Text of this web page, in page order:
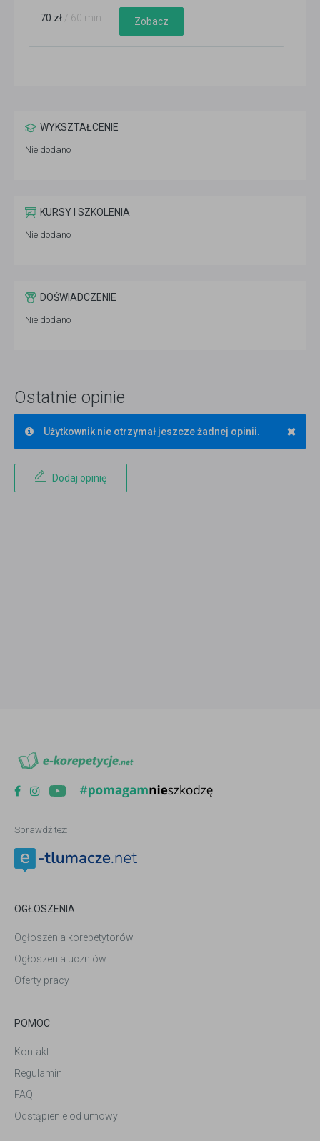
70 zł / 60 min Zobacz
WYKSZTAŁCENIE
Nie dodano
KURSY I SZKOLENIA
Nie dodano
DOŚWIADCZENIE
Nie dodano
Ostatnie opinie
×
Użytkownik nie otrzymał jeszcze żadnej opinii.
Dodaj opinię
Sprawdź też:
OGŁOSZENIA
Ogłoszenia korepetytorów
Ogłoszenia uczniów
Oferty pracy
POMOC
Kontakt
Regulamin
FAQ
Odstąpienie od umowy